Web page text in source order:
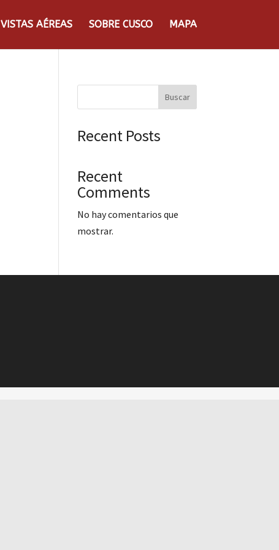
VISTAS AÉREAS SOBRE CUSCO MAPA
Buscar
Recent Posts
Recent
Comments
No hay comentarios que
mostrar.